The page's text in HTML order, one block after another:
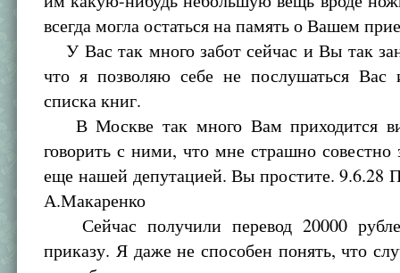
всегда могла остаться на память о Вашем
У Вас так много забот сейчас и Вы так
что я позволяю себе не послушаться
списка книг.
В Москве так много Вам приходится
говорить с ними, что мне страшно совестно
еще нашей депутацией. Вы простите. 9.6.28
А.Макаренко
Сейчас получили перевод 20000
приказу. Я даже не способен понять, что